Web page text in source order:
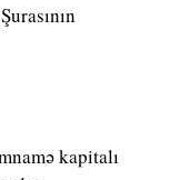
kapitalı